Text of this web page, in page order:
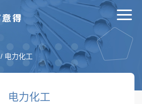
/ 电力化工
电力化工